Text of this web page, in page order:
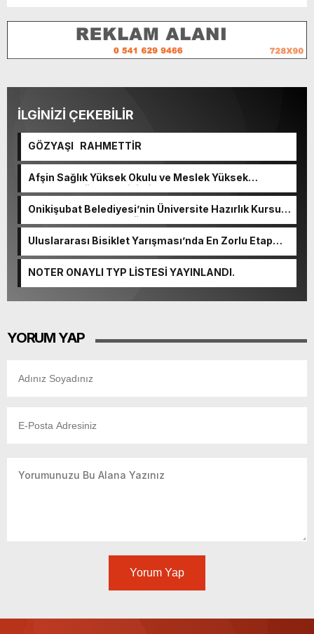
İLGİNİZİ ÇEKEBİLİR
GÖZYAŞI RAHMETTİR
Afşin Sağlık Yüksek Okulu ve Meslek Yüksek
Okulunda görev değişimi!
Onikişubat Belediyesi’nin Üniversite Hazırlık Kursu
başvurularında son gün 7 Ağustos.
Uluslararası Bisiklet Yarışması’nda En Zorlu Etap
NOTER ONAYLI TYP LİSTESİ YAYINLANDI.
YORUM YAP
Yorum Yap